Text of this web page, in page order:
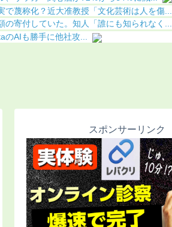
で蔑称化？近大准教授「文化芸術は人を傷...
の寄付していた。知人「誰にも知られなく...
のAIも勝手に他社攻...
スポンサーリンク